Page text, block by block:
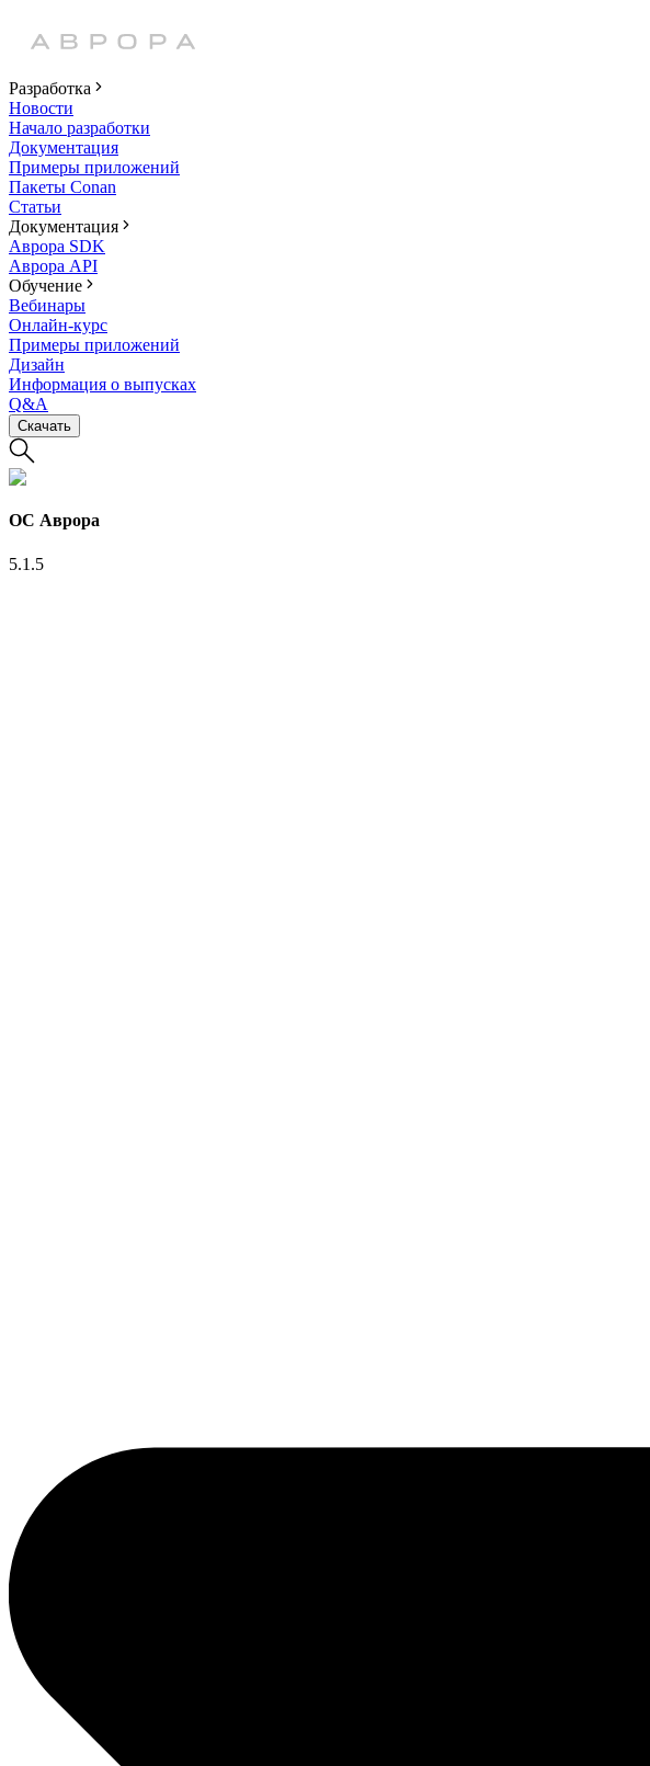
Разработка
Новости
Начало разработки
Документация
Примеры приложений
Пакеты Conan
Статьи
Документация
Аврора SDK
Аврора API
Обучение
Вебинары
Онлайн-курс
Примеры приложений
Дизайн
Информация о выпусках
Q&A
Скачать
ОС Аврора
5.1.5